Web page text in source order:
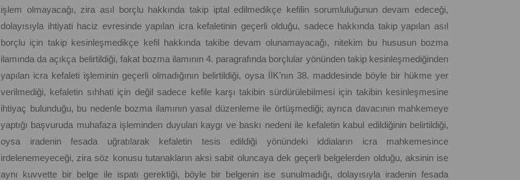
işlem olmayacağı, zira asıl borçlu hakkında takip iptal edilmedikçe kefilin sorumluluğunun devam edeceği,
dolayısıyla ihtiyati haciz evresinde yapılan icra kefaletinin geçerli olduğu, sadece hakkında takip yapılan asıl
borçlu için takip kesinleşmedikçe kefil hakkında takibe devam olunamayacağı, nitekim bu hususun bozma
ilamında da açıkça belirtildiği, fakat bozma ilamının 4. paragrafında borçlular yönünden takip kesinleşmediğinden
yapılan icra kefaleti işleminin geçerli olmadığının belirtildiği, oysa İİK’nın 38. maddesinde böyle bir hükme yer
verilmediği, kefaletin sıhhati için değil sadece kefile karşı takibin sürdürülebilmesi için takibin kesinleşmesine
ihtiyaç bulunduğu, bu nedenle bozma ilamının yasal düzenleme ile örtüşmediği; ayrıca davacının mahkemeye
yaptığı başvuruda muhafaza işleminden duyulan kaygı ve baskı nedeni ile kefaletin kabul edildiğinin belirtildiği,
oysa iradenin fesada uğratılarak kefaletin tesis edildiği yönündeki iddiaların icra mahkemesince
irdelenemeyeceği, zira söz konusu tutanakların aksi sabit oluncaya dek geçerli belgelerden olduğu, aksinin ise
aynı kuvvette bir belge ile ispatı gerektiği, böyle bir belgenin ise sunulmadığı, dolayısıyla iradenin fesada